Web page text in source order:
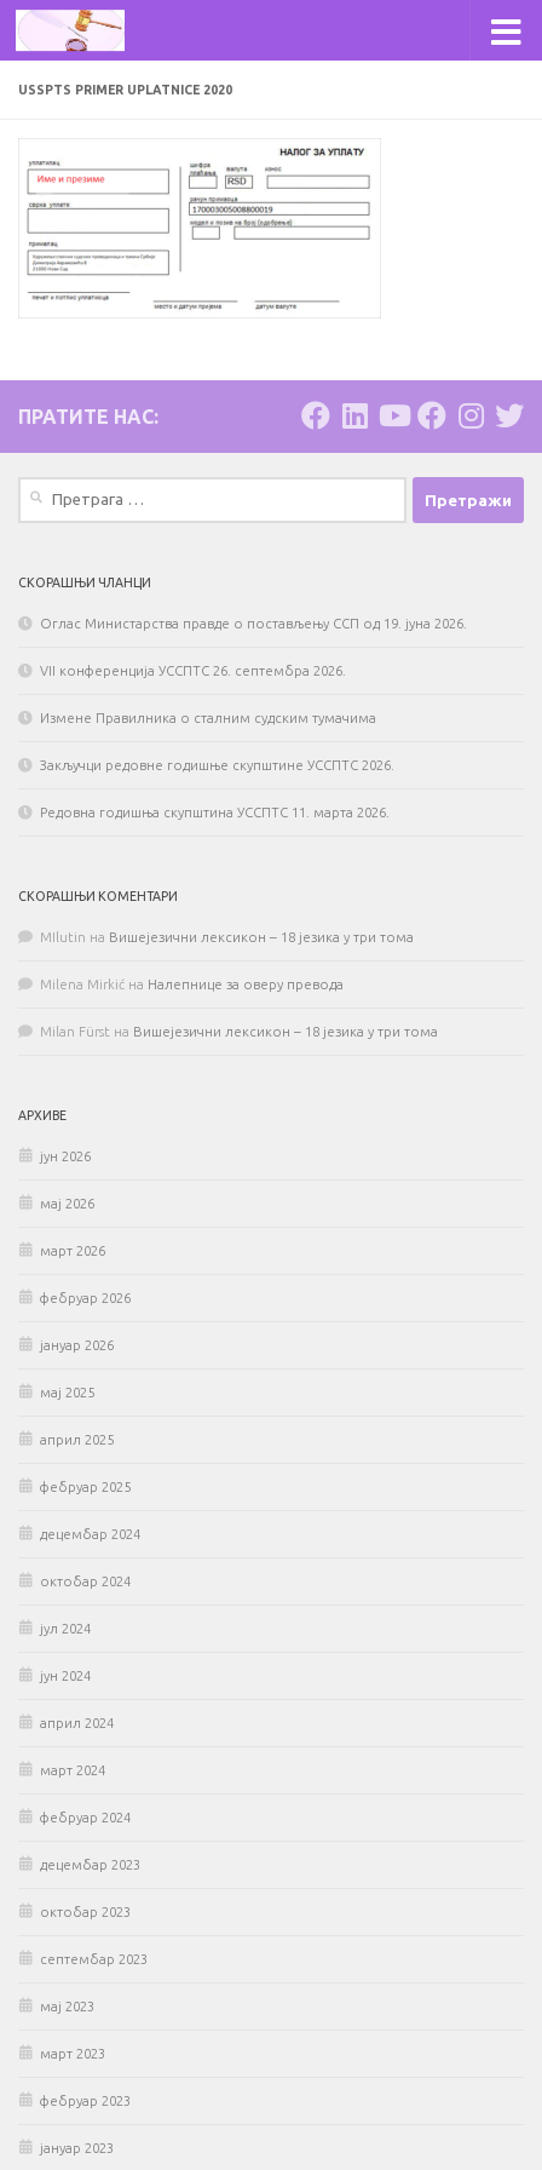
Skip to content
USSPTS PRIMER UPLATNICE 2020
ПРАТИТЕ НАС:
СКОРАШЊИ ЧЛАНЦИ
Оглас Министарства правде о постављењу ССП од 19. јуна 2026.
VII конференција УССПТС 26. септембра 2026.
Измене Правилника о сталним судским тумачима
Закључци редовне годишње скупштине УССПТС 2026.
Редовна годишња скупштина УССПТС 11. марта 2026.
СКОРАШЊИ КОМЕНТАРИ
MIlutin на Вишејезични лексикон – 18 језика у три тома
Milena Mirkić на Налепнице за оверу превода
Milan Fürst на Вишејезични лексикон – 18 језика у три тома
АРХИВЕ
јун 2026
мај 2026
март 2026
фебруар 2026
јануар 2026
мај 2025
април 2025
фебруар 2025
децембар 2024
октобар 2024
јул 2024
јун 2024
април 2024
март 2024
фебруар 2024
децембар 2023
октобар 2023
септембар 2023
мај 2023
март 2023
фебруар 2023
јануар 2023